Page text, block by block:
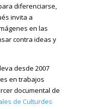
diferenciarse,
invita a
en las
contra ideas y
desde 2007
en trabajos
documental de
de Culturdes